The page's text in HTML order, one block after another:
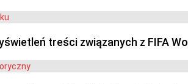
treści związanych z FIFA